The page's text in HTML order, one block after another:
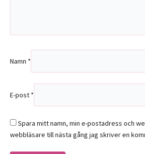
Namn *
E-post *
Spara mitt namn, min e-postadress och
webbläsare till nästa gång jag skriver en